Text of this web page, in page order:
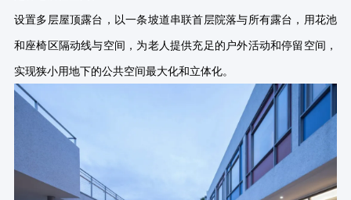
设置多层屋顶露台，以一条坡道串联首层院落与所有露台，用花池
和座椅区隔动线与空间，为老人提供充足的户外活动和停留空间，
实现狭小用地下的公共空间最大化和立体化。